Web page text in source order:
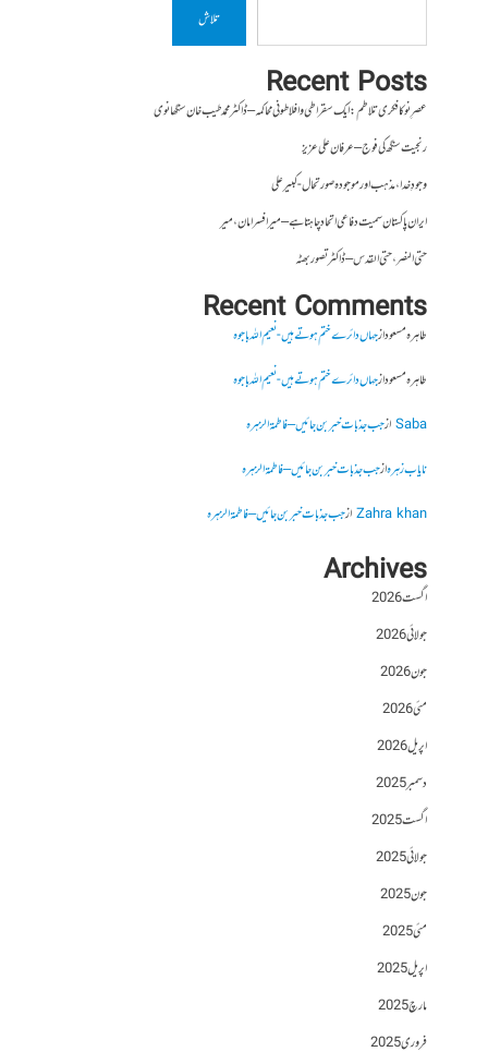
تلاش
Recent Posts
عصرِ نو کا فکری تلاطم: ایک سقراطی و افلاطونی محاکمہ – ڈاکٹر محمد طیب خان سنگھانوی
رنجیت سنگھ کی فوج – عرفان علی عزیز
وجودِ خدا، مذہب اور موجودہ صورتحال- کبیر علی
ایران پاکستان سمیت دفاعی اتحاد چاہتا ہے – میر افسر امان،میر
حتی النصر ، حتی القدس – ڈاکٹر تصور بھٹہ
Recent Comments
طاہرہ مسعودازجہاں دائرے ختم ہوتے ہیں- نعیم اللہ باجوہ
طاہرہ مسعودازجہاں دائرے ختم ہوتے ہیں- نعیم اللہ باجوہ
Sabaازجب جذبات خبر بن جائیں – فاطمۃالزہرہ
نایاب زہرہازجب جذبات خبر بن جائیں – فاطمۃالزہرہ
Zahra khanازجب جذبات خبر بن جائیں – فاطمۃالزہرہ
Archives
اگست 2026
جولائی 2026
جون 2026
مئی 2026
اپریل 2026
دسمبر 2025
اگست 2025
جولائی 2025
جون 2025
مئی 2025
اپریل 2025
مارچ 2025
فروری 2025